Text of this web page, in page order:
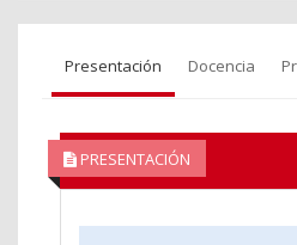
Presentación Docencia
PRESENTACIÓN